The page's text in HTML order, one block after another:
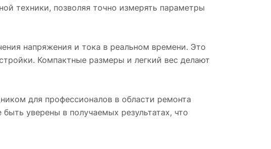
техники, позволяя точно измерять параметры
напряжения и тока в реальном времени. Это
Компактные размеры и легкий вес делают
для профессионалов в области ремонта
уверены в получаемых результатах, что